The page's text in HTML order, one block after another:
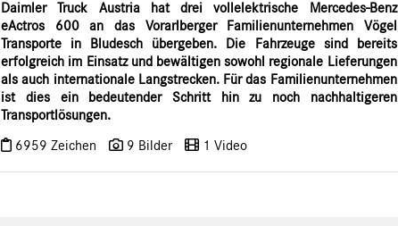
Daimler Truck Austria hat drei vollelektrische Mercedes-Benz
eActros 600 an das Vorarlberger Familienunternehmen Vögel
Transporte in Bludesch übergeben. Die Fahrzeuge sind bereits
erfolgreich im Einsatz und bewältigen sowohl regionale Lieferungen
als auch internationale Langstrecken. Für das Familienunternehmen
ist dies ein bedeutender Schritt hin zu noch nachhaltigeren
Transportlösungen.
6959 Zeichen 9 Bilder 1 Video